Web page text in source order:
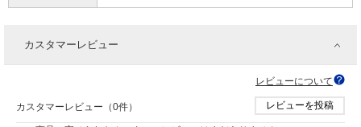
カスタマーレビュー
レビューについて
カスタマーレビュー（0件） レビューを投稿